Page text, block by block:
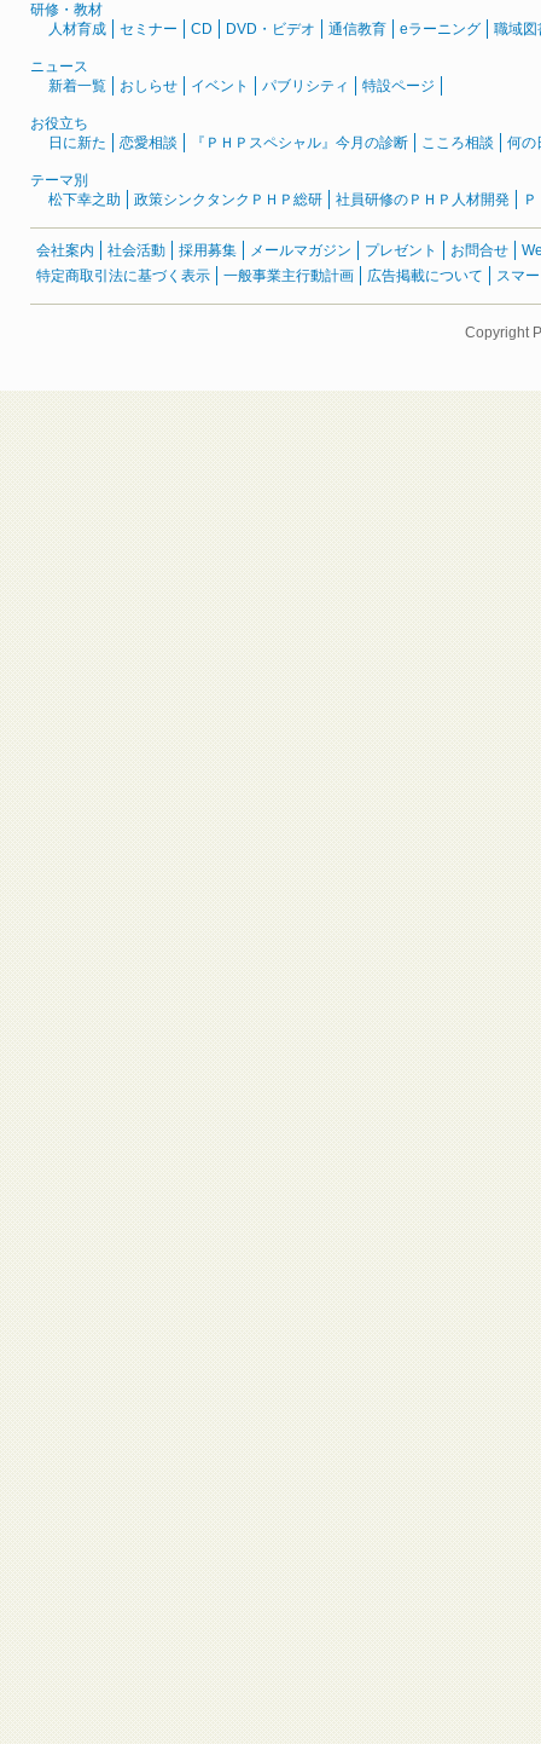
研修・教材
人材育成
セミナー CD DVD・ビデオ 通信教育 eラーニング 職域図
ニュース
新着一覧
おしらせ イベント パブリシティ 特設ページ
お役立ち
日に新た
恋愛相談 『ＰＨＰスペシャル』今月の診断 こころ相談 何の
テーマ別
松下幸之助
政策シンクタンクＰＨＰ総研 社員研修のＰＨＰ人材開発
会社案内 社会活動 採用募集 メールマガジン プレゼント お問合せ
特定商取引法に基づく表示
一般事業主行動計画 広告掲載について スマ
Copyright